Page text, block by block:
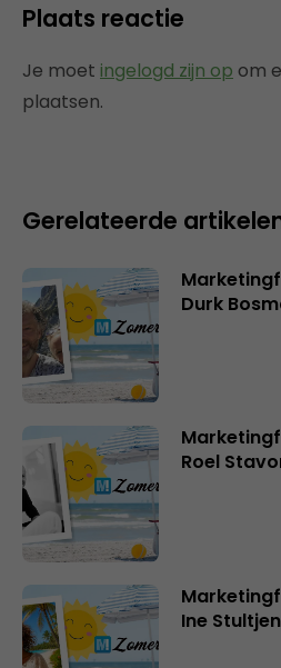
Plaats reactie
Je moet ingelogd zijn op om
plaatsen.
Gerelateerde
Durk
Roel
Ine